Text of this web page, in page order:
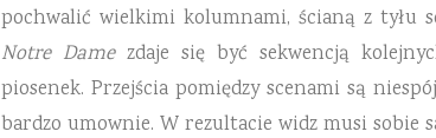
pochwalić wielkimi kolumnami, ścianą z tyłu
Notre Damezdaje się być sekwencją
piosenek. Przejścia pomiędzy scenami są
bardzo umownie. W rezultacie widz musi sobie